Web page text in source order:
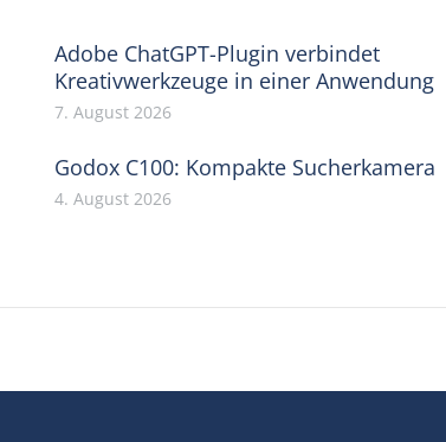
Adobe ChatGPT-Plugin verbindet
Kreativwerkzeuge in einer Anwendung
7. August 2026
Godox C100: Kompakte Sucherkamera
4. August 2026